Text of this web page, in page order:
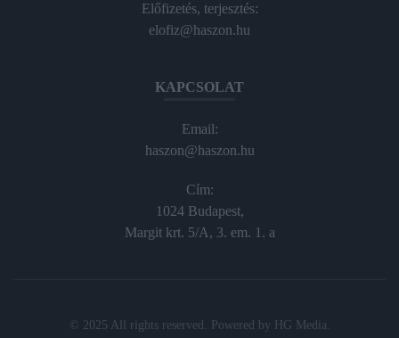
Előfizetés, terjesztés:
elofiz@haszon.hu
KAPCSOLAT
Email:
haszon@haszon.hu
Cím:
1024 Budapest,
Margit krt. 5/A, 3. em. 1. a
© 2025 All rights reserved. Powered by HG Media